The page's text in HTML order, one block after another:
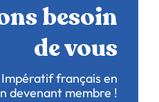
besoin
de vous
français en
devenant membre !